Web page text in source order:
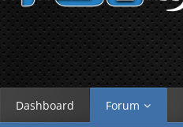
Dashboard Forum